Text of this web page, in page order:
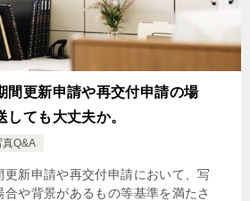
間更新申請や再交付申請の場
ても大丈夫か。
真Q&A
新申請や再交付申請において、写
や背景があるもの等基準を満たさ